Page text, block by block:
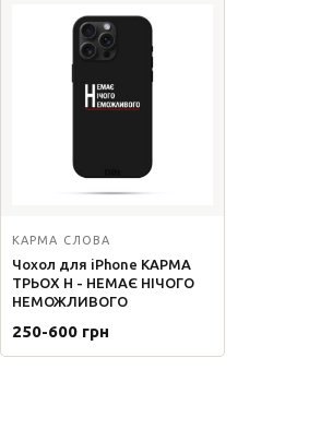
КАРМА СЛОВА
Чохол для iPhone КАРМА
ТРЬОХ Н - НЕМАЄ НІЧОГО
НЕМОЖЛИВОГО
250-600 грн